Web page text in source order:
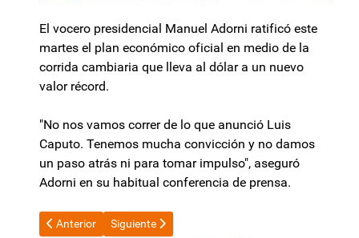
El vocero presidencial Manuel Adorni ratificó este
martes el plan económico oficial en medio de la
corrida cambiaria que lleva al dólar a un nuevo
valor récord.
"No nos vamos correr de lo que anunció Luis
Caputo. Tenemos mucha convicción y no damos
un paso atrás ni para tomar impulso", aseguró
Adorni en su habitual conferencia de prensa.
Artículo anterior: Morabito y la baja de la imputabilidad en
Anterior Artículo siguiente: BANNER KINE CENTRO
Siguiente